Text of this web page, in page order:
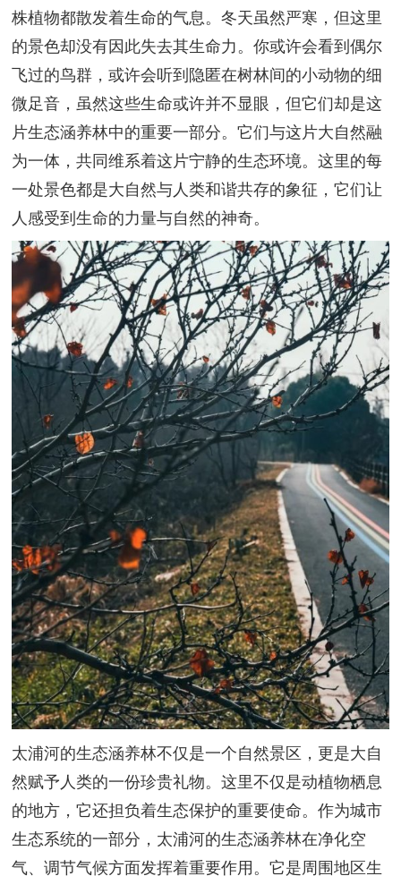
株植物都散发着生命的气息。冬天虽然严寒，但这里
的景色却没有因此失去其生命力。你或许会看到偶尔
飞过的鸟群，或许会听到隐匿在树林间的小动物的细
微足音，虽然这些生命或许并不显眼，但它们却是这
片生态涵养林中的重要一部分。它们与这片大自然融
为一体，共同维系着这片宁静的生态环境。这里的每
一处景色都是大自然与人类和谐共存的象征，它们让
人感受到生命的力量与自然的神奇。
太浦河的生态涵养林不仅是一个自然景区，更是大自
然赋予人类的一份珍贵礼物。这里不仅是动植物栖息
的地方，它还担负着生态保护的重要使命。作为城市
生态系统的一部分，太浦河的生态涵养林在净化空
气、调节气候方面发挥着重要作用。它是周围地区生